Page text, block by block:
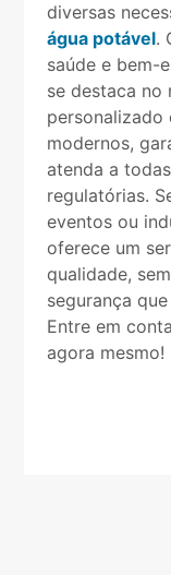
diversas
água potável.
saúde e bem-
se destaca no
personalizado
modernos,
atenda a
regulatórias.
eventos ou
oferece um
qualidade,
segurança
Entre em
agora mesmo!